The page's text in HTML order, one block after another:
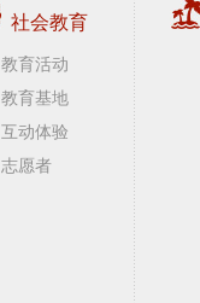
社会教育
教育活动
教育基地
互动体验
志愿者